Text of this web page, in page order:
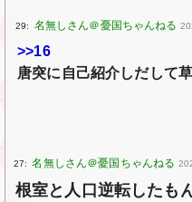
29:
>>16
唐突に自己紹介しだして草
27:
根室と人口逆転したも